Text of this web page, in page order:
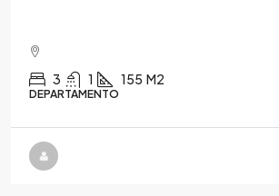
3 1 155 M2
DEPARTAMENTO